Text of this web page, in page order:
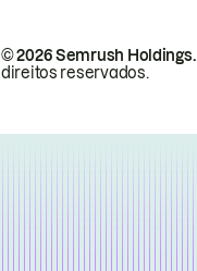
© 2026 Semrush Holdings.
direitos reservados.